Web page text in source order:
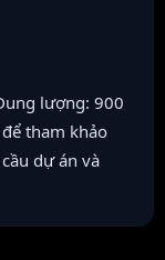
lượng: 900
tham khảo
dự án và